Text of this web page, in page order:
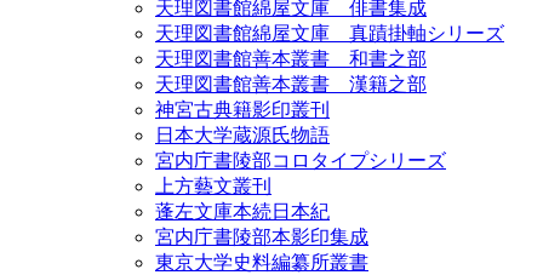
天理図書館綿屋文庫 俳書集成
天理図書館綿屋文庫 真蹟掛軸シリーズ
天理図書館善本叢書 和書之部
天理図書館善本叢書 漢籍之部
神宮古典籍影印叢刊
日本大学蔵源氏物語
宮内庁書陵部コロタイプシリーズ
上方藝文叢刊
蓬左文庫本続日本紀
宮内庁書陵部本影印集成
東京大学史料編纂所叢書